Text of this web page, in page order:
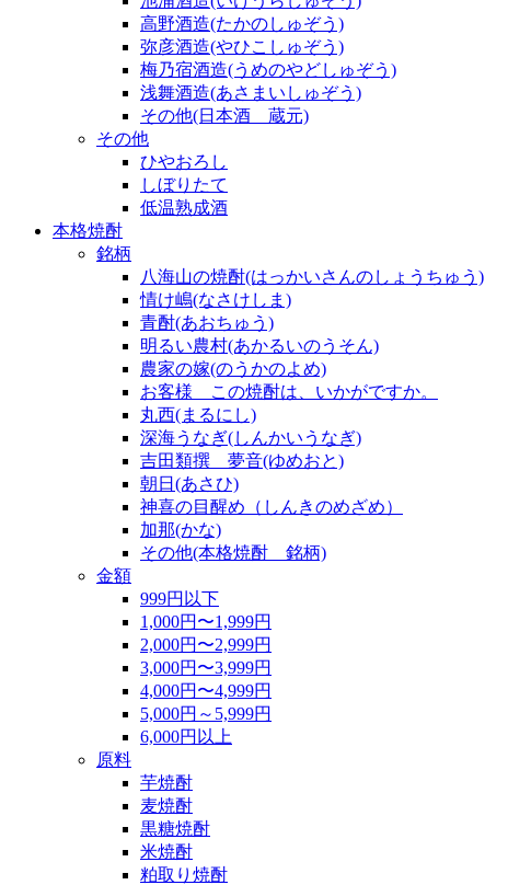
高野酒造(たかのしゅぞう)
弥彦酒造(やひこしゅぞう)
梅乃宿酒造(うめのやどしゅぞう)
浅舞酒造(あさまいしゅぞう)
その他(日本酒 蔵元)
その他
ひやおろし
しぼりたて
低温熟成酒
本格焼酎
銘柄
八海山の焼酎(はっかいさんのしょうちゅう)
情け嶋(なさけしま)
青酎(あおちゅう)
明るい農村(あかるいのうそん)
農家の嫁(のうかのよめ)
お客様 この焼酎は、いかがですか。
丸西(まるにし)
深海うなぎ(しんかいうなぎ)
吉田類撰 夢音(ゆめおと)
朝日(あさひ)
神喜の目醒め（しんきのめざめ）
加那(かな)
その他(本格焼酎 銘柄)
金額
999円以下
1,000円〜1,999円
2,000円〜2,999円
3,000円〜3,999円
4,000円〜4,999円
5,000円～5,999円
6,000円以上
原料
芋焼酎
麦焼酎
黒糖焼酎
米焼酎
粕取り焼酎